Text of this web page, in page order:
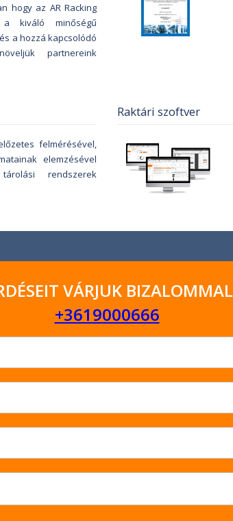
hogy az AR Racking
a kiváló minőségű
a hozzá kapcsolódó
partnereink
felmérésével,
elemzésével
rendszerek
Raktári szoftver